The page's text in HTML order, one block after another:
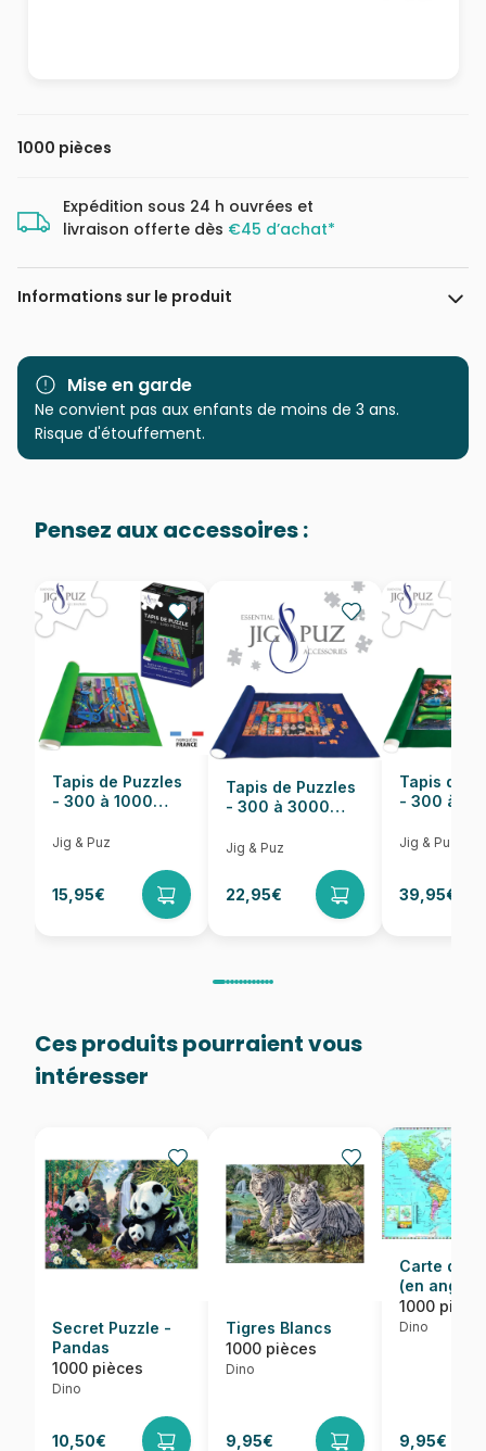
1000 pièces
Expédition sous 24 h ouvrées et
livraison offerte dès €45 d’achat*
Informations sur le produit
Marque Dino
Catégorie Puzzles - Campagne
Age
Puzzle pour Adultes (500 à
Provenance Puzzles fabriqués en France
EAN 8590878545403
Nombre de pièces 1000 pièces
Dimensions 96 x 32 cm
Mise en garde
Ne convient pas aux enfants de moins de 3 ans.
Risque d'étouffement.
Pensez aux accessoires :
Tapis de Puzzles
- 300 à 1000
Jig & Puz
15,95€
Tapis de Puzzles
- 300 à 3000
Jig & Puz
22,95€
Tapis de
- 300 à
Jig & Puz
39,95€
Ces produits pourraient vous
intéresser
Secret Puzzle -
Pandas
1000 pièces
Dino
10,50€
Tigres Blancs
1000 pièces
Dino
9,95€
Carte du
(en
1000
Dino
9,95€